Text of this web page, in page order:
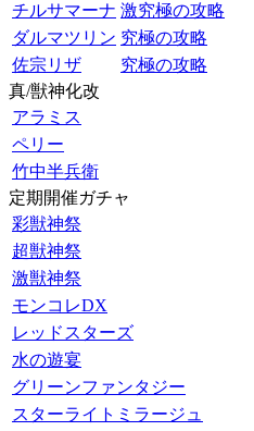
チルサマーナ 激究極の攻略
ダルマツリン 究極の攻略
佐宗リザ
究極の攻略
真/獣神化改
アラミス
ペリー
竹中半兵衛
定期開催ガチャ
彩獣神祭
超獣神祭
激獣神祭
モンコレDX
レッドスターズ
水の遊宴
グリーンファンタジー
スターライトミラージュ